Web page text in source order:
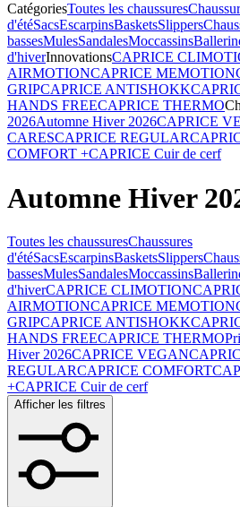
CatégoriesToutes les chaussures
d'étéSacsEscarpinsBasketsSlippers
bassesMulesSandalesMoccassins
d'hiverInnovationsCAPRICE
AIRMOTIONCAPRICE MEMOTION
GRIPCAPRICE ANTISHOKK
HANDS FREECAPRICE THERMO
2026Automne Hiver 2026CAPRICE
CARESCAPRICE REGULAR
COMFORT +CAPRICE Cuir de cerf
Automne Hiver
Toutes les chaussuresChaussures
d'étéSacsEscarpinsBasketsSlippers
bassesMulesSandalesMoccassins
d'hiverCAPRICE CLIMOTION
AIRMOTIONCAPRICE MEMOTION
GRIPCAPRICE ANTISHOKK
HANDS FREECAPRICE THERMO
Hiver 2026CAPRICE VEGAN
REGULARCAPRICE COMFORT
+CAPRICE Cuir de cerf
Afficher les filtres